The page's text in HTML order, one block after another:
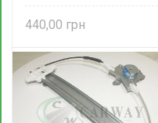
440,00